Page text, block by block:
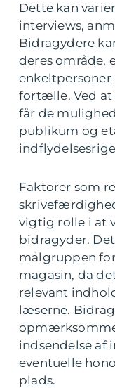
Dette kan
interviews,
Bidragydere
deres område,
enkeltpersoner
fortælle. Ved at
får de
publikum og
Faktorer som
vigtig rolle i at
bidragyder.
målgruppen
magasin, da
relevant
læserne.
indsendelse af
eventuelle
plads.